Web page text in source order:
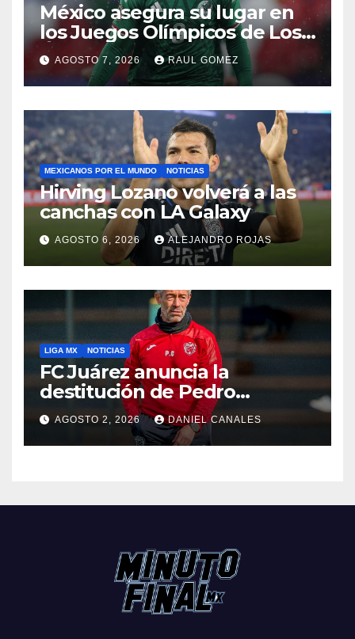
México asegura su lugar en
los Juegos Olímpicos de Los
Ángeles 2028
AGOSTO 7, 2026 RAUL GOMEZ
MEXICANOS POR EL MUNDO NOTICIAS
Hirving Lozano volverá a las
canchas con LA Galaxy
AGOSTO 6, 2026 ALEJANDRO ROJAS
LIGA MX NOTICIAS
FC Juárez anuncia la
destitución de Pedro
Caixinha
AGOSTO 2, 2026 DANIEL CANALES